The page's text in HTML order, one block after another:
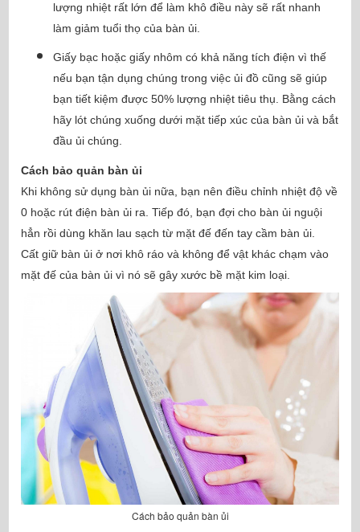
lượng nhiệt rất lớn để làm khô điều này sẽ rất nhanh
làm giảm tuổi thọ của bàn ủi.
Giấy bạc hoặc giấy nhôm có khả năng tích điện vì thế
nếu bạn tận dụng chúng trong việc ủi đồ cũng sẽ giúp
bạn tiết kiệm được 50% lượng nhiệt tiêu thụ. Bằng cách
hãy lót chúng xuống dưới mặt tiếp xúc của bàn ủi và bắt
đầu ủi chúng.
Cách bảo quản bàn ủi
Khi không sử dụng bàn ủi nữa, bạn nên điều chỉnh nhiệt độ về
0 hoặc rút điện bàn ủi ra. Tiếp đó, bạn đợi cho bàn ủi nguội
hẳn rồi dùng khăn lau sạch từ mặt đế đến tay cầm bàn ủi.
Cất giữ bàn ủi ở nơi khô ráo và không để vật khác chạm vào
mặt đế của bàn ủi vì nó sẽ gây xước bề mặt kim loại.
Cách bảo quản bàn ủi